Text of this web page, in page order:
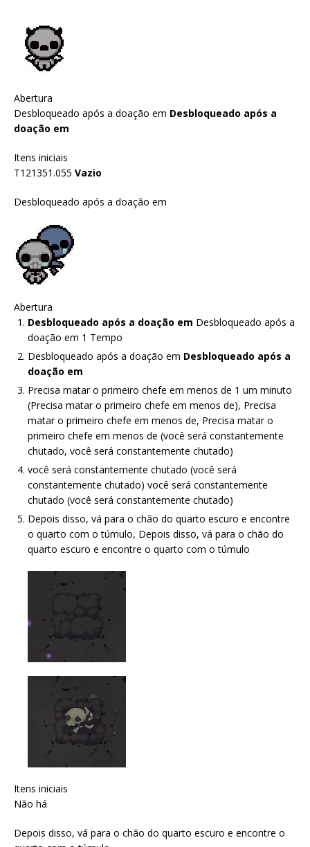
Abertura
Desbloqueado após a doação em Desbloqueado após a
doação em
Itens iniciais
T121351.055 Vazio
Desbloqueado após a doação em
Abertura
Desbloqueado após a doação em Desbloqueado após a
doação em 1 Tempo
Desbloqueado após a doação em Desbloqueado após a
doação em
Precisa matar o primeiro chefe em menos de 1 um minuto
(Precisa matar o primeiro chefe em menos de), Precisa
matar o primeiro chefe em menos de, Precisa matar o
primeiro chefe em menos de (você será constantemente
chutado, você será constantemente chutado)
você será constantemente chutado (você será
constantemente chutado) você será constantemente
chutado (você será constantemente chutado)
Depois disso, vá para o chão do quarto escuro e encontre
o quarto com o túmulo, Depois disso, vá para o chão do
quarto escuro e encontre o quarto com o túmulo
Itens iniciais
Não há
Depois disso, vá para o chão do quarto escuro e encontre o